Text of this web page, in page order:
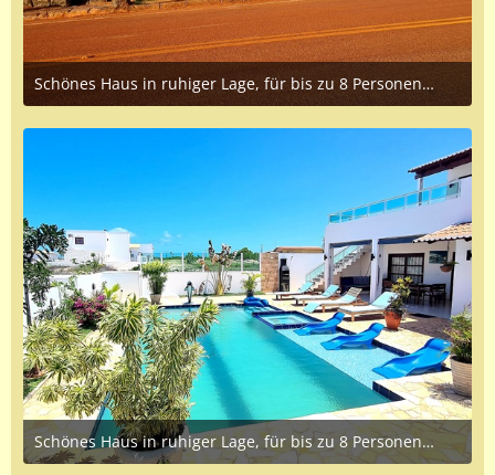
Schönes Haus in ruhiger Lage, für bis zu 8 Personen,zu vermieten.
April 8, 2023 at 1:25 PM
Schönes Haus in ruhiger Lage, für bis zu 8 Personen,zu vermieten.
April 8, 2023 at 1:25 PM